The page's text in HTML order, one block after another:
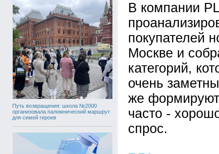
Путь возвращения: школа №2000
организовала паломнический маршрут
для семей героев
В компании
покупателей
Москве и
категорий,
очень
же
часто -
спрос.